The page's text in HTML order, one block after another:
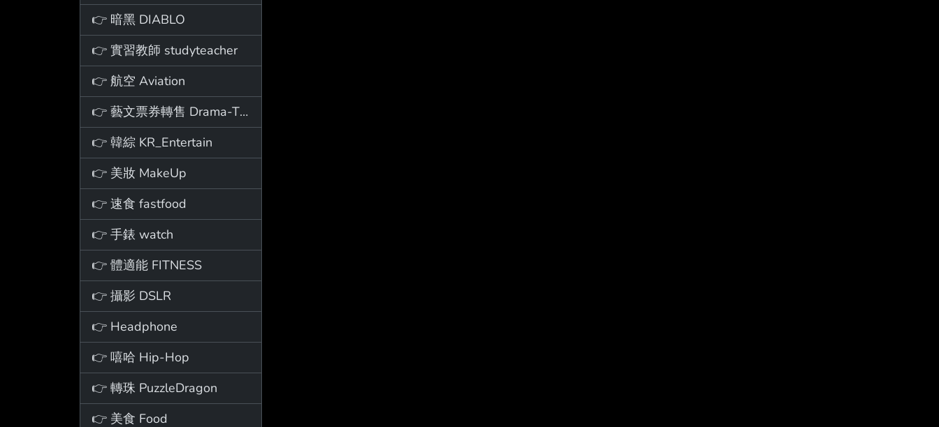
👉 暗黑 DIABLO
👉 實習教師 studyteacher
👉 航空 Aviation
👉 藝文票券轉售 Drama-Ticket
👉 韓綜 KR_Entertain
👉 美妝 MakeUp
👉 速食 fastfood
👉 手錶 watch
👉 體適能 FITNESS
👉 攝影 DSLR
👉 Headphone
👉 嘻哈 Hip-Hop
👉 轉珠 PuzzleDragon
👉 美食 Food